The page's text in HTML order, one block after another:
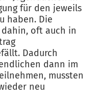
für den jeweils
haben. Die
oft auch in
Dadurch
dann im
mussten
neu